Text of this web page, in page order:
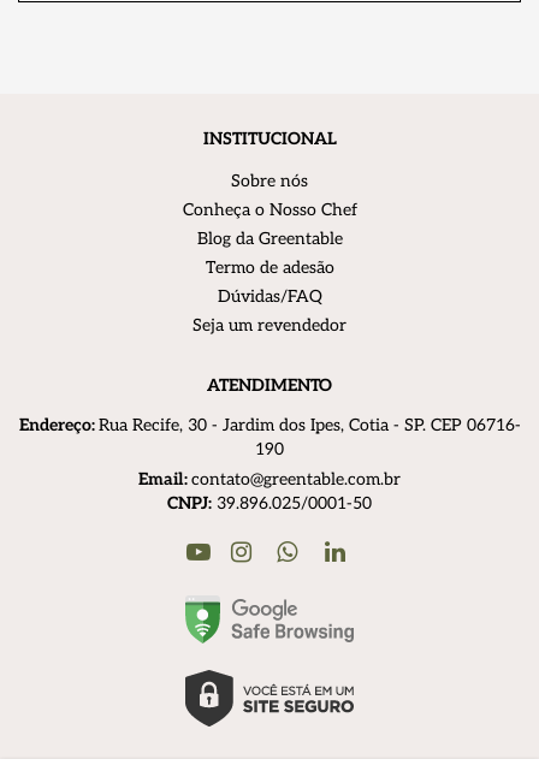
INSTITUCIONAL
Sobre nós
Conheça o Nosso Chef
Blog da Greentable
Termo de adesão
Dúvidas/FAQ
Seja um revendedor
ATENDIMENTO
Endereço:Rua Recife, 30 - Jardim dos Ipes, Cotia - SP. CEP 06716-
190
Email:contato@greentable.com.br
CNPJ: 39.896.025/0001-50
YoutubeInstagramWhatsApp
Linkedin